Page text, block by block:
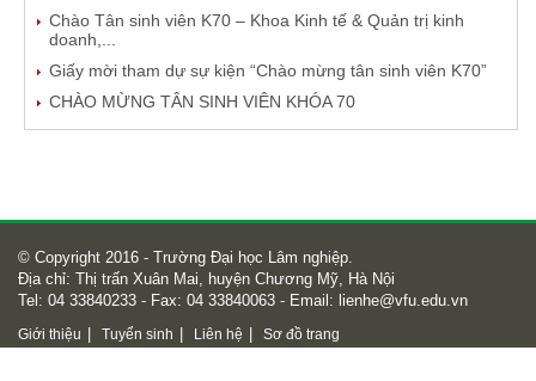
Chào Tân sinh viên K70 – Khoa Kinh tế & Quản trị kinh
doanh,...
Giấy mời tham dự sự kiện “Chào mừng tân sinh viên K70”
CHÀO MỪNG TÂN SINH VIÊN KHÓA 70
© Copyright 2016 - Trường Đại học Lâm nghiệp.
Địa chỉ: Thị trấn Xuân Mai, huyện Chương Mỹ, Hà Nội
Tel: 04 33840233 - Fax: 04 33840063 - Email: lienhe@vfu.edu.vn
Giới thiệu Tuyển sinh Liên hệ Sơ đồ trang